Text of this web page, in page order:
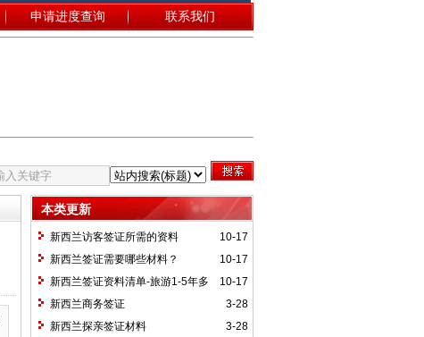
申请进度查询 联系我们
本类更新
10-17
新西兰访客签证所需的资料
10-17
新西兰签证需要哪些材料？
10-17
新西兰签证资料清单-旅游1-5年多
次-适用于在职/退休/无业人员
3-28
新西兰商务签证
3-28
新西兰探亲签证材料